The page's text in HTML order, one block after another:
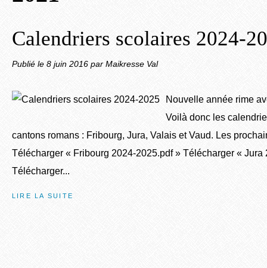
Calendriers scolaires 2024-
Publié le 8 juin 2016 par Maikresse Val
Nouvelle année rime
Voilà donc les
cantons romans : Fribourg, Jura, Valais et Vaud. Les
Télécharger « Fribourg 2024-2025.pdf » Télécharger « Jura
Télécharger...
LIRE LA SUITE